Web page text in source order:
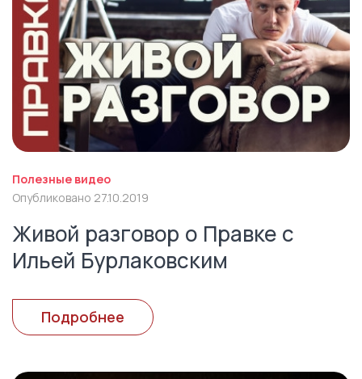
Полезные видео
Опубликовано 27.10.2019
Живой разговор о Правке с
Ильей Бурлаковским
Подробнее